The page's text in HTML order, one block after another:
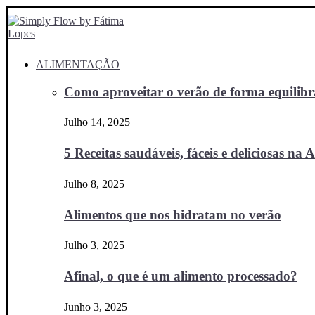
ALIMENTAÇÃO
Como aproveitar o verão de forma
Julho 14, 2025
5 Receitas saudáveis, fáceis e deliciosas na
Julho 8, 2025
Alimentos que nos hidratam no verão
Julho 3, 2025
Afinal, o que é um alimento processado?
Junho 3, 2025